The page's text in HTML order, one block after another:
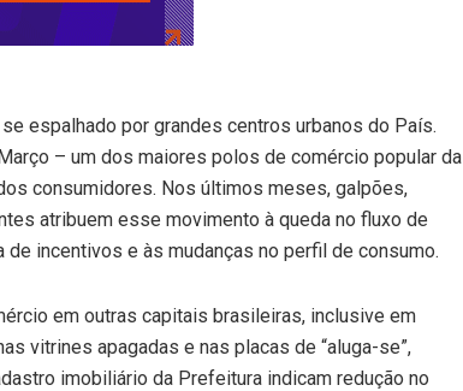
espalhado por grandes centros urbanos do País.
– um dos maiores polos de comércio popular da
consumidores. Nos últimos meses, galpões,
atribuem esse movimento à queda no fluxo de
incentivos e às mudanças no perfil de consumo.
em outras capitais brasileiras, inclusive em
vitrines apagadas e nas placas de “aluga-se”,
imobiliário da Prefeitura indicam redução no